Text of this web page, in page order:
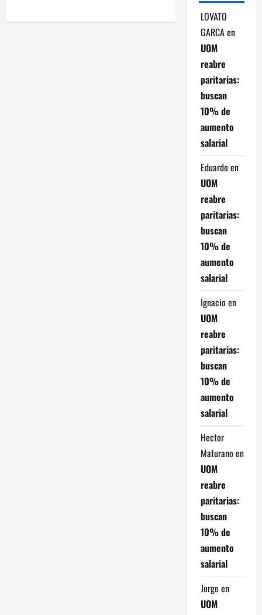
g
LOVATO
GARCAen
UOM
reabre
paritarias:
buscan
10% de
aumento
salarial
Eduardo en
UOM
reabre
paritarias:
buscan
10% de
aumento
salarial
Ignacio en
UOM
reabre
paritarias:
buscan
10% de
aumento
salarial
Hector
Maturano en
UOM
reabre
paritarias:
buscan
10% de
aumento
salarial
Jorge en
UOM